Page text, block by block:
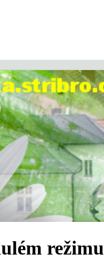
režimu